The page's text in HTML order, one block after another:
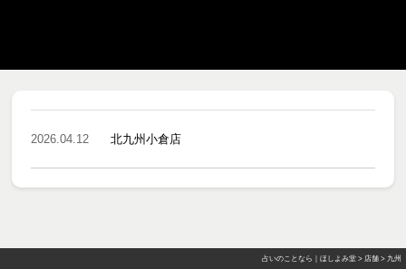
2026.04.12 北九州小倉店
占いのことなら｜ほしよみ堂 > 店舗 > 九州